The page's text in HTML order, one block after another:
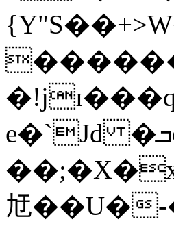
e�`Jd �ܒo��m��1��d|
㝼��U�-